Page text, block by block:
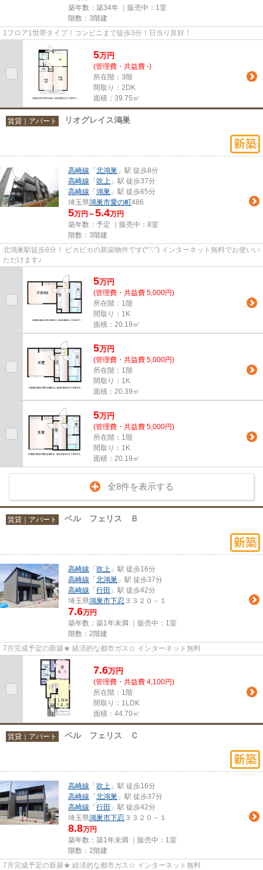
築年数：築34年 ｜販売中： 1室
階数：3階建
1フロア1世帯タイプ！コンビニまで徒歩3分！日当り良好！
5万円
(管理費・共益費 -)
所在階：3階
間取り：2DK
面積：39.75㎡
賃貸｜アパート リオグレイス鴻巣
高崎線 「 北鴻巣 」駅 徒歩8分
高崎線 「 吹上 」駅 徒歩37分
高崎線 「 鴻巣 」駅 徒歩65分
埼玉県鴻巣市愛の町486
5万円～5.4万円
築年数：予定 ｜販売中： 8室
階数：3階建
北鴻巣駅徒歩8分！ ピカピカの新築物件です(*'▽') インターネット無料でお使いい
ただけます♪
5万円
(管理費・共益費 5,000円)
所在階：1階
間取り：1K
面積：20.19㎡
5万円
(管理費・共益費 5,000円)
所在階：1階
間取り：1K
面積：20.39㎡
5万円
(管理費・共益費 5,000円)
所在階：1階
間取り：1K
面積：20.19㎡
全8件を表示する
賃貸｜アパート ベル フェリス Ｂ
高崎線 「 吹上 」駅 徒歩16分
高崎線 「 北鴻巣 」駅 徒歩37分
高崎線 「 行田 」駅 徒歩42分
埼玉県鴻巣市下忍 ３３２０－１
7.6万円
築年数：築1年未満 ｜販売中： 1室
階数：2階建
7月完成予定の新築★ 経済的な都市ガス☆ インターネット無料
7.6万円
(管理費・共益費 4,100円)
所在階：1階
間取り：1LDK
面積：44.70㎡
賃貸｜アパート ベル フェリス Ｃ
高崎線 「 吹上 」駅 徒歩16分
高崎線 「 北鴻巣 」駅 徒歩37分
高崎線 「 行田 」駅 徒歩42分
埼玉県鴻巣市下忍 ３３２０－１
8.8万円
築年数：築1年未満 ｜販売中： 1室
階数：2階建
7月完成予定の新築★ 経済的な都市ガス☆ インターネット無料